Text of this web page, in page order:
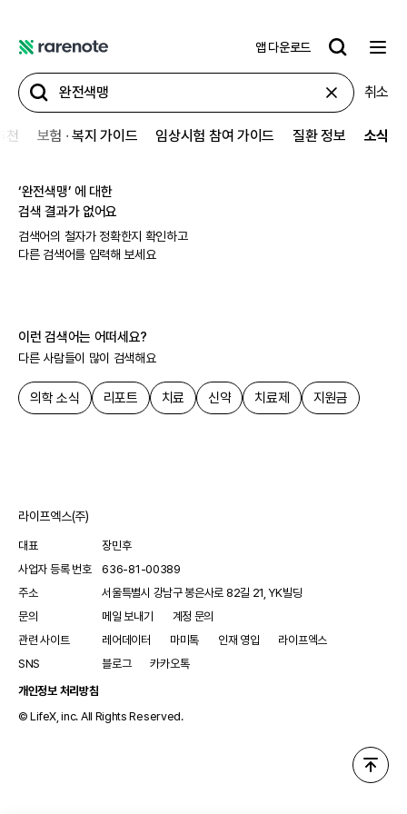
어
노
트
앱 다운로드
취소
천 보험 ∙ 복지 가이드 임상시험 참여 가이드 질환 정보 소식
‘완전색맹’ 에 대한
검색 결과가 없어요
검색어의 철자가 정확한지 확인하고
다른 검색어를 입력해 보세요
이런 검색어는 어떠세요?
다른 사람들이 많이 검색해요
의학 소식 리포트 치료 신약 치료제 지원금
라이프엑스(주)
대표
장민후
사업자 등록 번호
636-81-00389
주소
서울특별시 강남구 봉은사로 82길 21, YK빌딩
문의
메일 보내기
계정 문의
관련 사이트
레어데이터 마미톡 인재 영입
라이프엑스
SNS
블로그
카카오톡
개인정보 처리방침
© LifeX, inc. All Rights Reserved.